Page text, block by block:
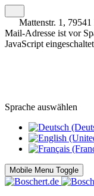
Mattenstr. 1,
Mail-Adresse ist vor
JavaScript
Sprache auswählen
Mobile Menu Toggle